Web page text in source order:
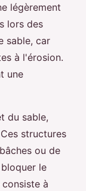
légèrement
lors des
sable, car
à l'érosion.
une
du sable,
structures
ou de
le
à